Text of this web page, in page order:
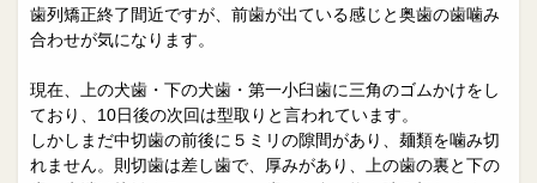
歯列矯正終了間近ですが、前歯が出ている感じと奥歯の歯噛み
合わせが気になります。
現在、上の犬歯・下の犬歯・第一小臼歯に三角のゴムかけをし
ており、10日後の次回は型取りと言われています。
しかしまだ中切歯の前後に５ミリの隙間があり、麺類を噛み切
れません。則切歯は差し歯で、厚みがあり、上の歯の裏と下の